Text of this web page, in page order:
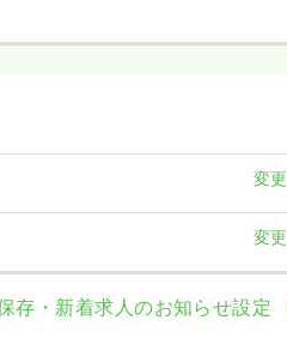
変更
変更
存・新着求人のお知らせ設定